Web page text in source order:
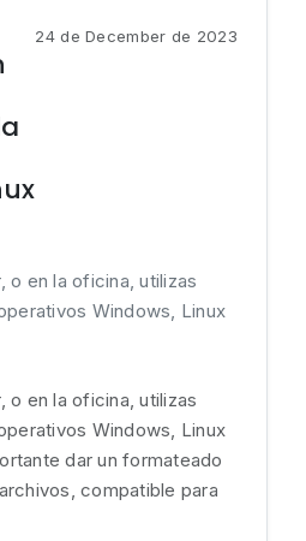
24 de December de 2023
o en la oficina, utilizas
Windows, Linux
o en la oficina, utilizas
Windows, Linux
dar un formateado
compatible para